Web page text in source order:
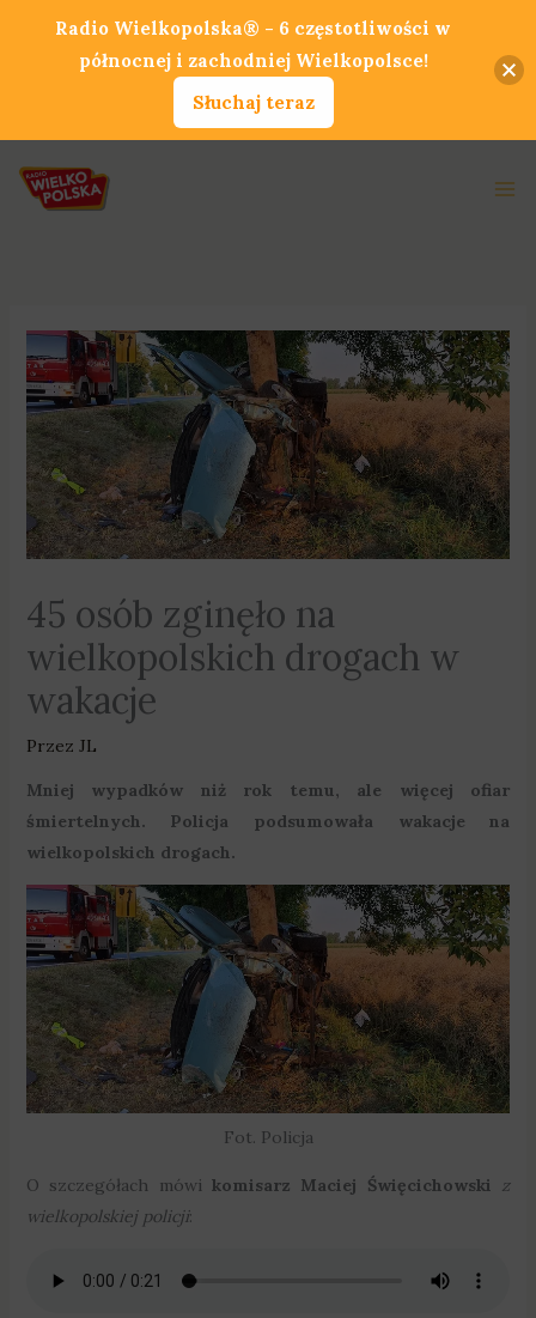
45 osób zginęło na
wielkopolskich drogach w
wakacje
Przez JL
Mniej wypadków niż rok temu, ale więcej ofiar
śmiertelnych. Policja podsumowała wakacje na
wielkopolskich drogach.
Fot. Policja
O szczegółach mówi komisarz Maciej Święcichowski z
wielkopolskiej policji:
Radio Wielkopolska® - 6 częstotliwości w
północnej i zachodniej Wielkopolsce!
Słuchaj teraz